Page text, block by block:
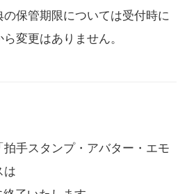
保管期限については受付時に
変更はありません。
手スタンプ・アバター・エモ
は